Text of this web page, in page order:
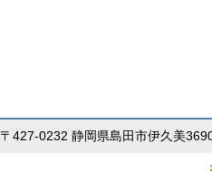
〒427-0232 静岡県島田市伊久美